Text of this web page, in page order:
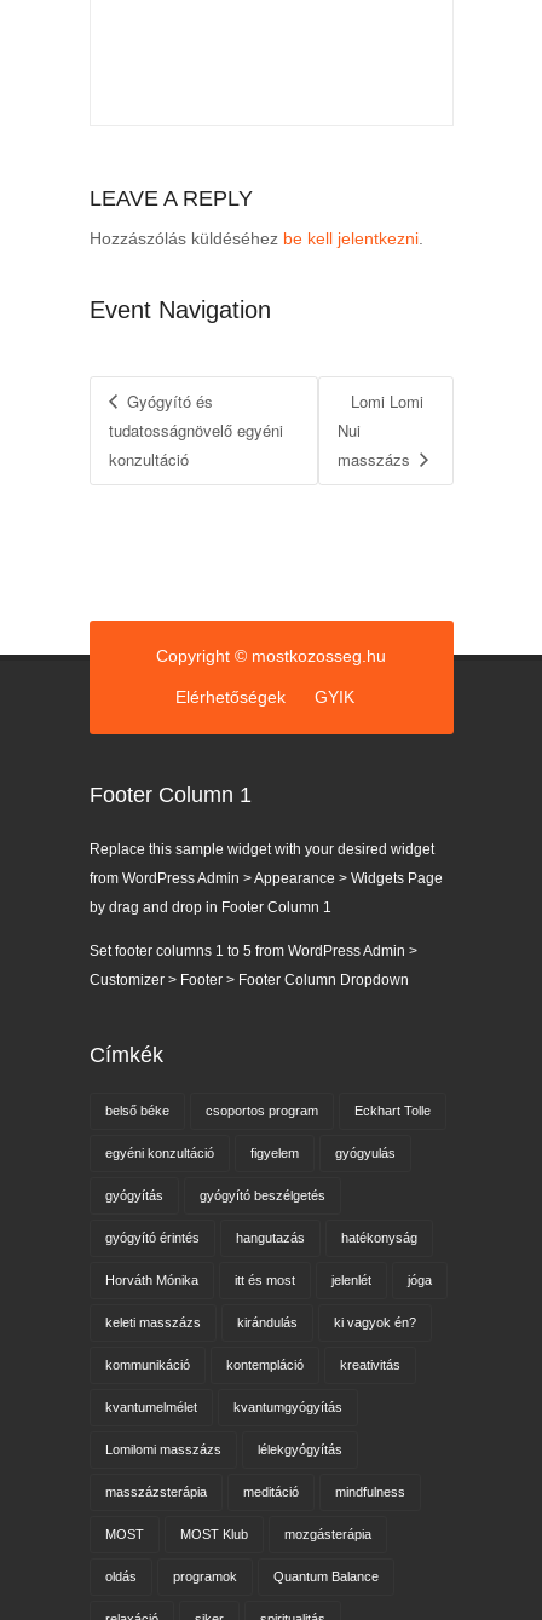
LEAVE A REPLY
Hozzászólás küldéséhez be kell jelentkezni.
Event Navigation
Gyógyító és
tudatosságnövelő egyéni
konzultáció
Lomi Lomi
Nui
masszázs
Copyright © mostkozosseg.hu
Elérhetőségek GYIK
Footer Column 1
Replace this sample widget with your desired widget
from WordPress Admin > Appearance > Widgets Page
by drag and drop in Footer Column 1
Set footer columns 1 to 5 from WordPress Admin >
Customizer > Footer > Footer Column Dropdown
Címkék
belső béke csoportos program Eckhart Tolle
egyéni konzultáció figyelem gyógyulás
gyógyítás gyógyító beszélgetés
gyógyító érintés hangutazás hatékonyság
Horváth Mónika itt és most jelenlét jóga
keleti masszázs kirándulás ki vagyok én?
kommunikáció kontempláció kreativitás
kvantumelmélet kvantumgyógyítás
Lomilomi masszázs lélekgyógyítás
masszázsterápia meditáció mindfulness
MOST MOST Klub mozgásterápia
oldás programok Quantum Balance